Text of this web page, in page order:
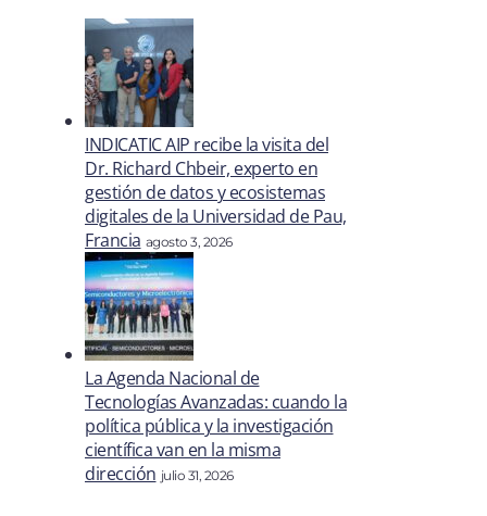
INDICATIC AIP recibe la visita del
Dr. Richard Chbeir, experto en
gestión de datos y ecosistemas
digitales de la Universidad de Pau,
Francia agosto 3, 2026
La Agenda Nacional de
Tecnologías Avanzadas: cuando la
política pública y la investigación
científica van en la misma
dirección julio 31, 2026